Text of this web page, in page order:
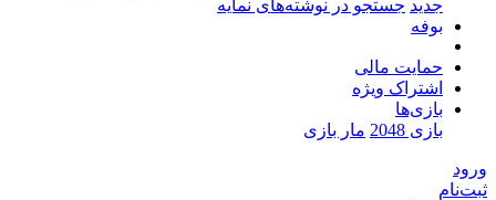
جدید جستجو در نوشته‌های نمایه
بوفه
حمایت مالی
اشتراک ویژه
بازی‌ها
بازی 2048
مار بازی
ورود
ثبت‌نام